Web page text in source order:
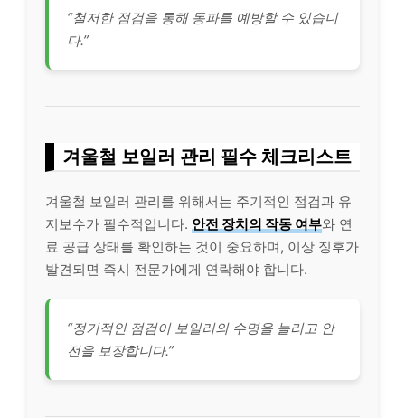
“철저한 점검을 통해 동파를 예방할 수 있습니
다.”
겨울철 보일러 관리 필수 체크리스트
겨울철 보일러 관리를 위해서는 주기적인 점검과 유
지보수가 필수적입니다. 안전 장치의 작동 여부와 연
료 공급 상태를 확인하는 것이 중요하며, 이상 징후가
발견되면 즉시 전문가에게 연락해야 합니다.
“정기적인 점검이 보일러의 수명을 늘리고 안
전을 보장합니다.”